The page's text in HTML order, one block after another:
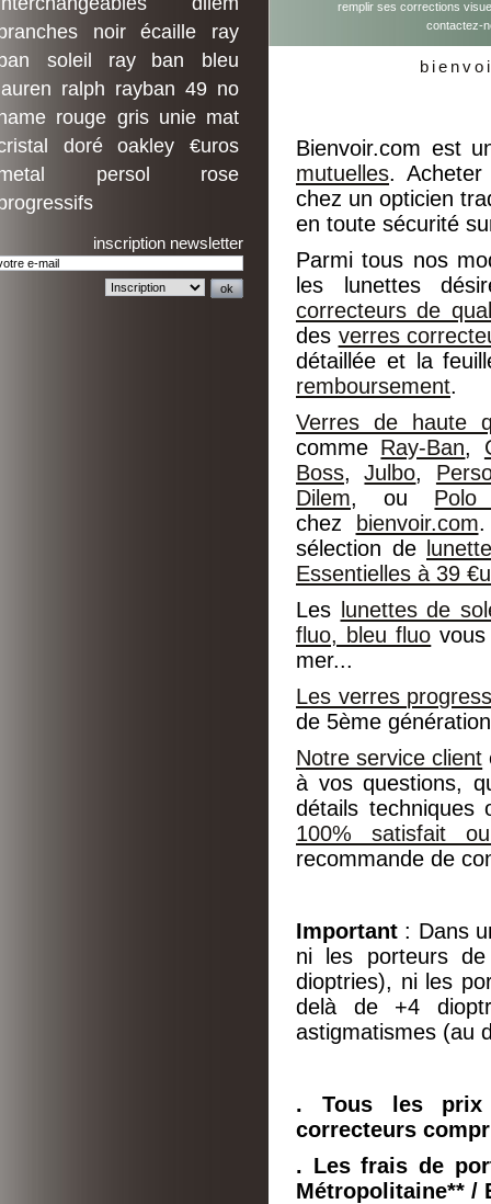
noir écaille
ray
soleil ray ban
bleu
ralph rayban 49 no
rouge gris unie mat
doré oakley
€uros
persol
rose
inscription newsletter
remplir ses corrections
contactez-
Bienvoir.com est
mutuelles.
chez un opticien
en toute sécurité
Parmi tous nos
les lunettes
correcteurs de
des verres
détaillée et la
remboursement.
Verres de haute
comme Ray-Ban,
Boss,Julbo,
Dilem, ou
chez bienvoir.com
sélection de
Essentielles à 39
Les lunettes de
fluo, bleu fluo
mer...
Les verres
de 5ème
Notre service client
à vos questions,
détails
100% satisfait
recommande de
Important : Dans
ni les porteurs
dioptries), ni les
delà de +4
astigmatismes (au
. Tous les prix
correcteurs
. Les frais de
Métropolitaine** /